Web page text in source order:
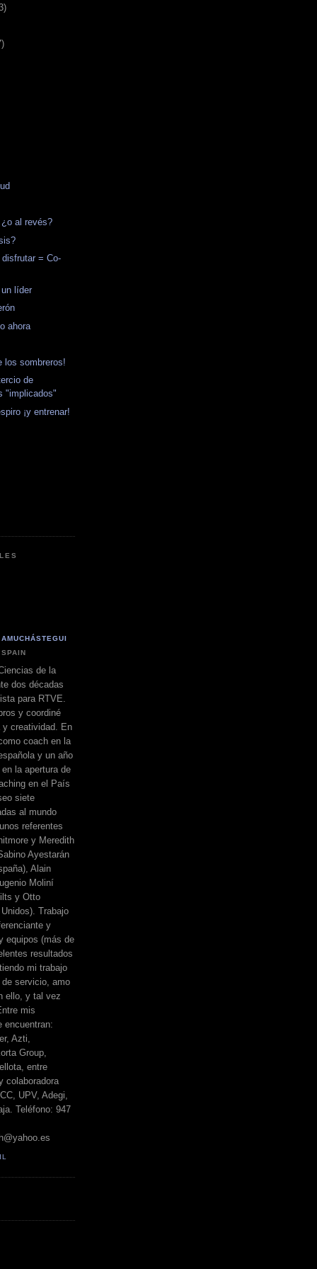
al revés?
= Co-
líder
ahora
los sombreros!
de
"implicados"
¡y entrenar!
de la
dos décadas
para RTVE.
y coordiné
y creatividad. En
coach en la
y un año
la apertura de
en el País
siete
al mundo
referentes
y Meredith
Ayestarán
Alain
Moliní
y Otto
Trabajo
y
equipos (más de
resultados
mi trabajo
servicio, amo
ello, y tal vez
mis
encuentran:
Azti,
Group,
entre
colaboradora
UPV, Adegi,
Teléfono: 947